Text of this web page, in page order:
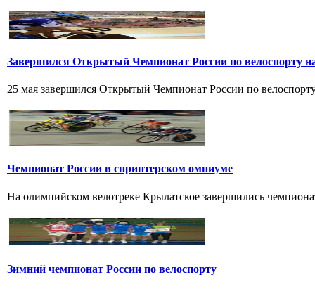
Завершился Открытый Чемпионат России по велоспорту
25 мая завершился Открытый Чемпионат России по
Чемпионат России в спринтерском омниуме
На олимпийском велотреке Крылатское завершились
Зимний чемпионат России по велоспорту